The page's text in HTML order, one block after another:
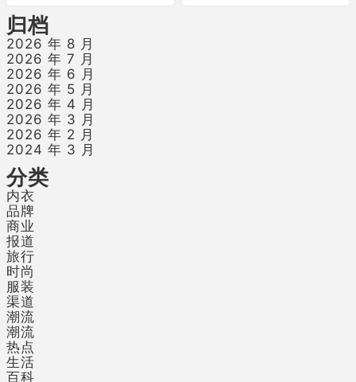
归档
2026 年 8 月
2026 年 7 月
2026 年 6 月
2026 年 5 月
2026 年 4 月
2026 年 3 月
2026 年 2 月
2024 年 3 月
分类
内衣
品牌
商业
报道
旅行
时尚
服装
渠道
潮流
潮流
热点
生活
百科